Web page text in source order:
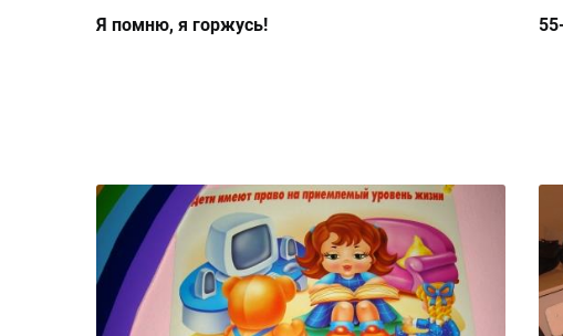
Я помню, я горжусь!